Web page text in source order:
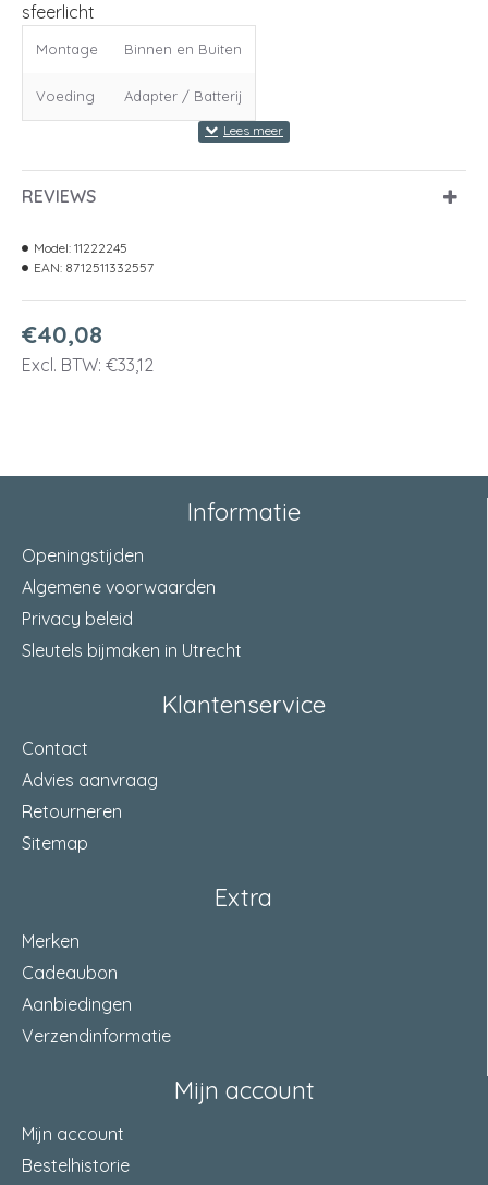
sfeerlicht
Montage Binnen en Buiten
Voeding Adapter / Batterij
REVIEWS
€40,08
Excl. BTW: €33,12
Model: 11222245
EAN: 8712511332557
Informatie
Openingstijden
Algemene voorwaarden
Privacy beleid
Sleutels bijmaken in Utrecht
Klantenservice
Contact
Advies aanvraag
Retourneren
Sitemap
Extra
Merken
Cadeaubon
Aanbiedingen
Verzendinformatie
Mijn account
Mijn account
Bestelhistorie